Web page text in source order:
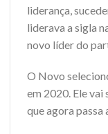
liderança,
liderava a sigla
novo líder do
O Novo
em 2020. Ele vai
que agora passa